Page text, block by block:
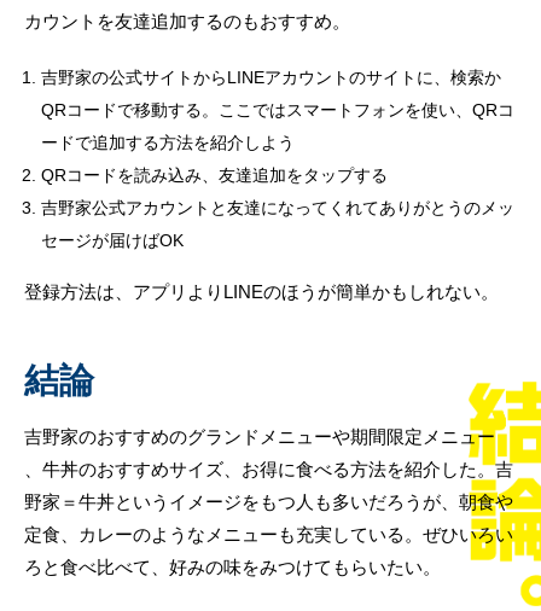
カウントを友達追加するのもおすすめ。
吉野家の公式サイトからLINEアカウントのサイトに、検索か
QRコードで移動する。ここではスマートフォンを使い、QRコ
ードで追加する方法を紹介しよう
QRコードを読み込み、友達追加をタップする
吉野家公式アカウントと友達になってくれてありがとうのメッ
セージが届けばOK
登録方法は、アプリよりLINEのほうが簡単かもしれない。
結論
吉野家のおすすめのグランドメニューや期間限定メニュー
、牛丼のおすすめサイズ、お得に食べる方法を紹介した。吉
野家＝牛丼というイメージをもつ人も多いだろうが、朝食や
定食、カレーのようなメニューも充実している。ぜひいろい
ろと食べ比べて、好みの味をみつけてもらいたい。